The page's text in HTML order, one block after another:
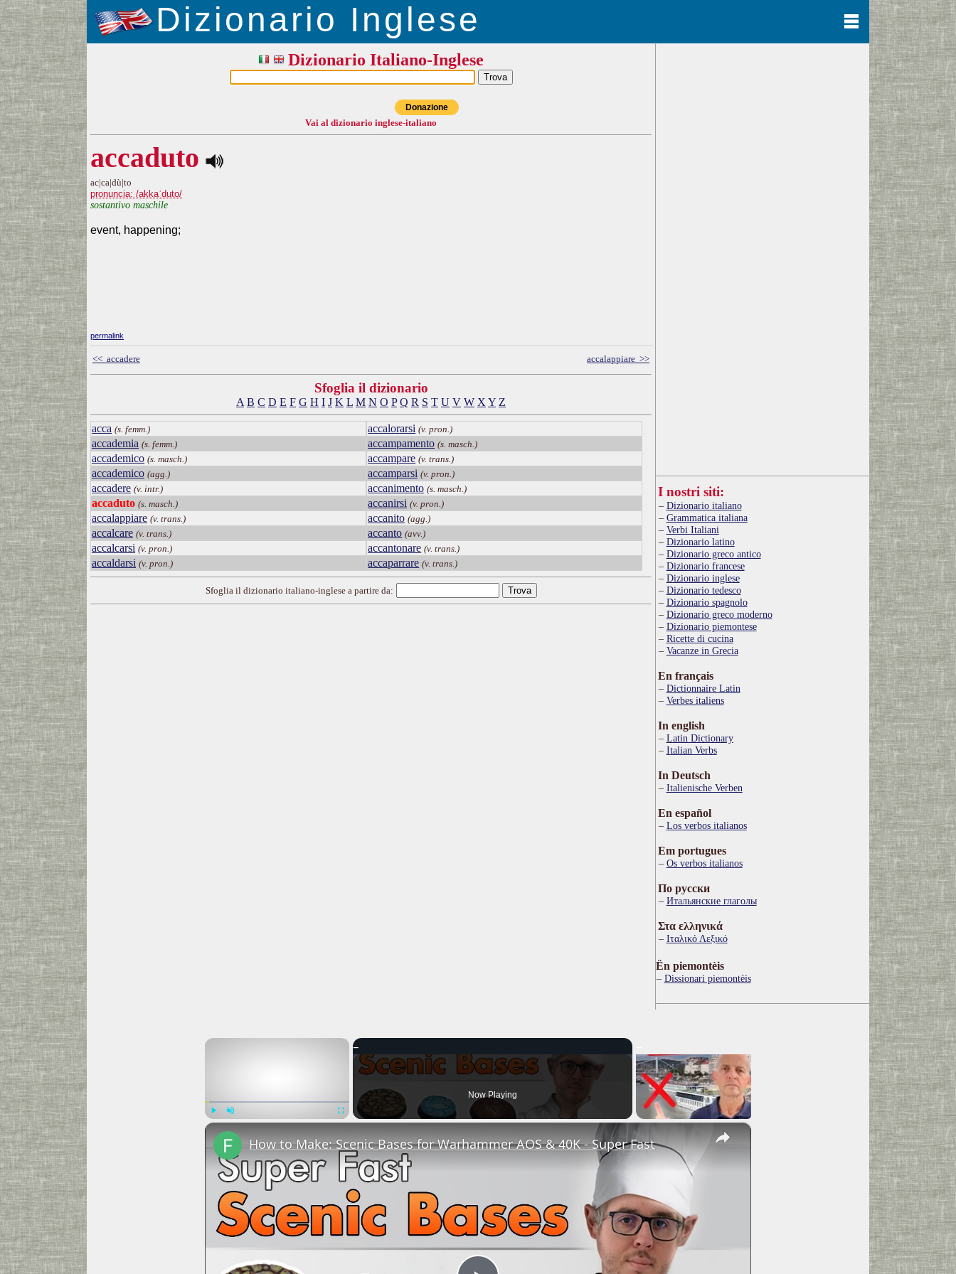
Dizionario Inglese
Dizionario Italiano-Inglese
Donazione
Vai al dizionario inglese-italiano
accaduto
ac|ca|dù|to
pronuncia: /akkaˈduto/
sostantivo maschile
event, happening;
permalink
<< accadere accalappiare >>
Sfoglia il dizionario
A B C D E F G H I J K L M N O P Q R S T U V W X Y Z
acca (s. femm.)
accademia (s. femm.)
accademico (s. masch.)
accademico (agg.)
accadere (v. intr.)
accaduto (s. masch.)
accalappiare (v. trans.)
accalcare (v. trans.)
accalcarsi (v. pron.)
accaldarsi (v. pron.)
accalorarsi (v. pron.)
accampamento (s. masch.)
accampare (v. trans.)
accamparsi (v. pron.)
accanimento (s. masch.)
accanirsi (v. pron.)
accanito (agg.)
accanto (avv.)
accantonare (v. trans.)
accaparrare (v. trans.)
Sfoglia il dizionario italiano-inglese a partire da:
I nostri siti:
Dizionario italiano
Grammatica italiana
Verbi Italiani
Dizionario latino
Dizionario greco antico
Dizionario francese
Dizionario inglese
Dizionario tedesco
Dizionario spagnolo
Dizionario greco moderno
Dizionario piemontese
Ricette di cucina
Vacanze in Grecia
En français
Dictionnaire Latin
Verbes italiens
In english
Latin Dictionary
Italian Verbs
In Deutsch
Italienische Verben
En español
Los verbos italianos
Em portugues
Os verbos italianos
По русски
Итальянские глаголы
Στα ελληνικά
Ιταλικό Λεξικό
Ën piemontèis
Dissionari piemontèis
×
Now Playing
×
How to Make: Scenic Bases for Warhammer AOS & 40K - Super Fast